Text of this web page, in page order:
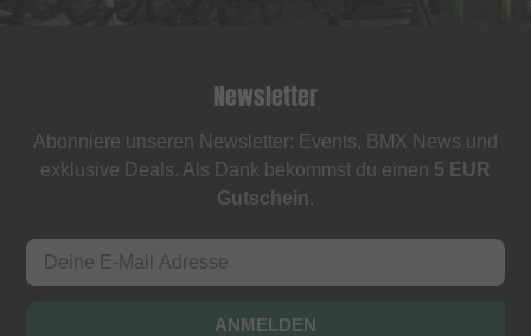
Newsletter
Abonniere unseren Newsletter: Events, BMX News und
exklusive Deals. Als Dank bekommst du einen 5 EUR
Gutschein.
ANMELDEN